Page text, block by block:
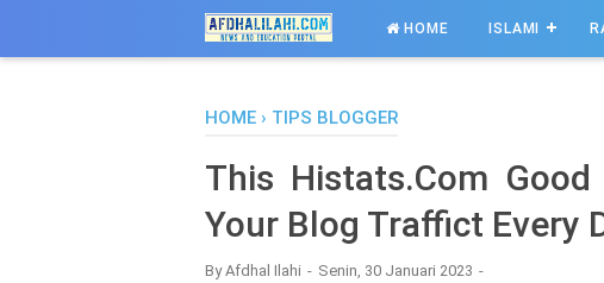
HOME ISLAMI
HOME › TIPS BLOGGER
This Histats.Com
Your Blog Traffict Every
ByAfdhal Ilahi Senin, 30 Januari 2023